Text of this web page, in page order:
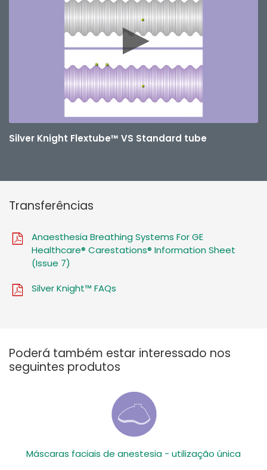
Silver Knight Flextube™ VS Standard tube
Transferências
Anaesthesia Breathing Systems For GE
Healthcare® Carestations® Information Sheet
(Issue 7)
Silver Knight™ FAQs
Poderá também estar interessado nos
seguintes produtos
Máscaras faciais de anestesia - utilização única